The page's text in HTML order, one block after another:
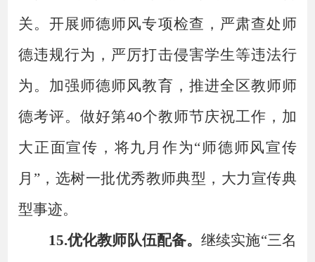
关。开展师德师风专项检查，严肃查处师
德违规行为，严厉打击侵害学生等违法行
为。加强师德师风教育，推进全区教师师
德考评。做好第40个教师节庆祝工作，加
大正面宣传，将九月作为“师德师风宣传
月”，选树一批优秀教师典型，大力宣传典
型事迹。
15.优化教师队伍配备。继续实施“三名